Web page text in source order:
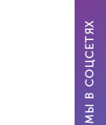
МЫ В СОЦСЕТЯХ